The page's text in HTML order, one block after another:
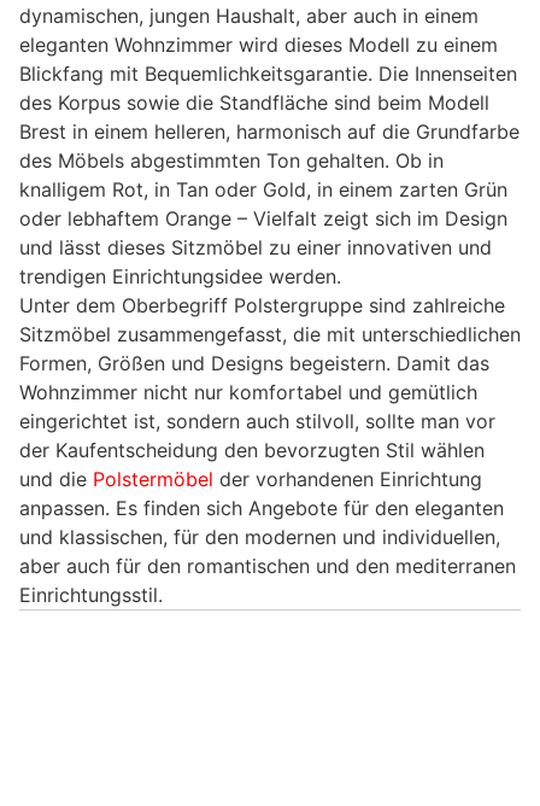
dynamischen, jungen Haushalt, aber auch in einem
eleganten Wohnzimmer wird dieses Modell zu einem
Blickfang mit Bequemlichkeitsgarantie. Die Innenseiten
des Korpus sowie die Standfläche sind beim Modell
Brest in einem helleren, harmonisch auf die Grundfarbe
des Möbels abgestimmten Ton gehalten. Ob in
knalligem Rot, in Tan oder Gold, in einem zarten Grün
oder lebhaftem Orange – Vielfalt zeigt sich im Design
und lässt dieses Sitzmöbel zu einer innovativen und
trendigen Einrichtungsidee werden.
Unter dem Oberbegriff Polstergruppe sind zahlreiche
Sitzmöbel zusammengefasst, die mit unterschiedlichen
Formen, Größen und Designs begeistern. Damit das
Wohnzimmer nicht nur komfortabel und gemütlich
eingerichtet ist, sondern auch stilvoll, sollte man vor
der Kaufentscheidung den bevorzugten Stil wählen
und die Polstermöbel der vorhandenen Einrichtung
anpassen. Es finden sich Angebote für den eleganten
und klassischen, für den modernen und individuellen,
aber auch für den romantischen und den mediterranen
Einrichtungsstil.